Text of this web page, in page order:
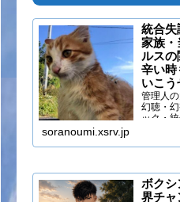
統合失
家族・
ルスの
辛い時
いこう
管理人
幻聴・
ック・
soranoumi.xsrv.jp
ボクシ
界チャ